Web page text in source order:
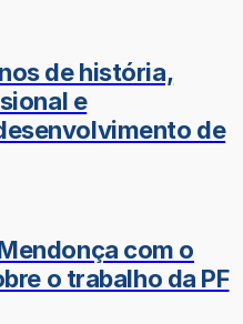
de história,
e
de
com o
o trabalho da PF